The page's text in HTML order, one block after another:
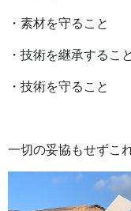
・素材を守ること
・技術を継承すること
・技術を守ること
一切の妥協もせずこ